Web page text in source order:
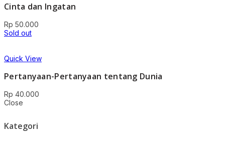
Cinta dan Ingatan
Rp 50.000
Sold out
Quick View
Pertanyaan-Pertanyaan tentang Dunia
Rp 40.000
Close
Kategori